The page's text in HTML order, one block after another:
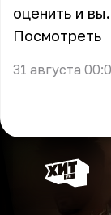
оценить и вы.
Посмотреть
31 августа